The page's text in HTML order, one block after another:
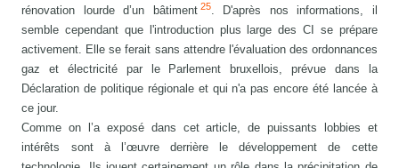
rénovation lourde d’un bâtiment 25. D'après nos informations, il
semble cependant que l'introduction plus large des CI se prépare
activement. Elle se ferait sans attendre l'évaluation des ordonnances
gaz et électricité par le Parlement bruxellois, prévue dans la
Déclaration de politique régionale et qui n'a pas encore été lancée à
ce jour.
Comme on l’a exposé dans cet article, de puissants lobbies et
intérêts sont à l’œuvre derrière le développement de cette